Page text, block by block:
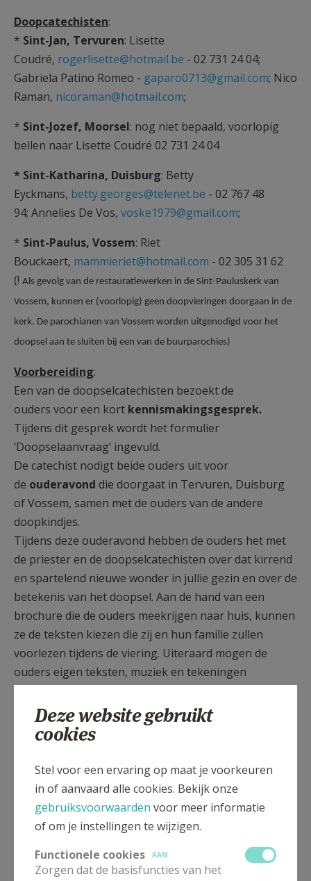
Doopcatechisten:
* Sint-Jan, Tervuren: Lisette
Coudré, rogerlisette@hotmail.be - 02 731 24 04;
Gabriela Patino Romeo - gaparo0713@gmail.com; Nico
Raman, nicoraman@hotmail.com;
* Sint-Jozef, Moorsel: nog niet bepaald, voorlopig
bellen naar Lisette Coudré 02 731 24 04
* Sint-Katharina, Duisburg: Betty
Eyckmans, betty.georges@telenet.be - 02 767 48
94; Annelies De Vos, voske1979@gmail.com;
* Sint-Paulus, Vossem: Riet
Bouckaert, mammieriet@hotmail.com - 02 305 31 62
(! Als gevolg van de restauratiewerken in de Sint-Pauluskerk van
Vossem, kunnen er (voorlopig) geen doopvieringen doorgaan in de
kerk. De parochianen van Vossem worden uitgenodigd voor het
doopsel aan te sluiten bij een van de buurparochies)
Voorbereiding:
Een van de doopselcatechisten bezoekt de
ouders voor een kort kennismakingsgesprek.
Tijdens dit gesprek wordt het formulier
‘Doopselaanvraag’ ingevuld.
De catechist nodigt beide ouders uit voor
de ouderavond die doorgaat in Tervuren, Duisburg
of Vossem, samen met de ouders van de andere
doopkindjes.
Tijdens deze ouderavond hebben de ouders het met
de priester en de doopselcatechisten over dat kirrend
en spartelend nieuwe wonder in jullie gezin en over de
betekenis van het doopsel. Aan de hand van een
brochure die de ouders meekrijgen naar huis, kunnen
ze de teksten kiezen die zij en hun familie zullen
voorlezen tijdens de viering. Uiteraard mogen de
ouders eigen teksten, muziek en tekeningen
aanbrengen.
Doopsel:
symbolen en symboolhandelingen gebruikt en
gebeden of formules uitgesproken:
Verwelkomingvan de ouders, de dopeling, de
Naamgeving: de ouders noemen voor gans de
Deze website gebruikt
cookies
Stel voor een ervaring op maat je voorkeuren
in of aanvaard alle cookies. Bekijk onze
gebruiksvoorwaarden voor meer informatie
of om je instellingen te wijzigen.
Functionele cookies
AAN
Zorgen dat de basisfuncties van het